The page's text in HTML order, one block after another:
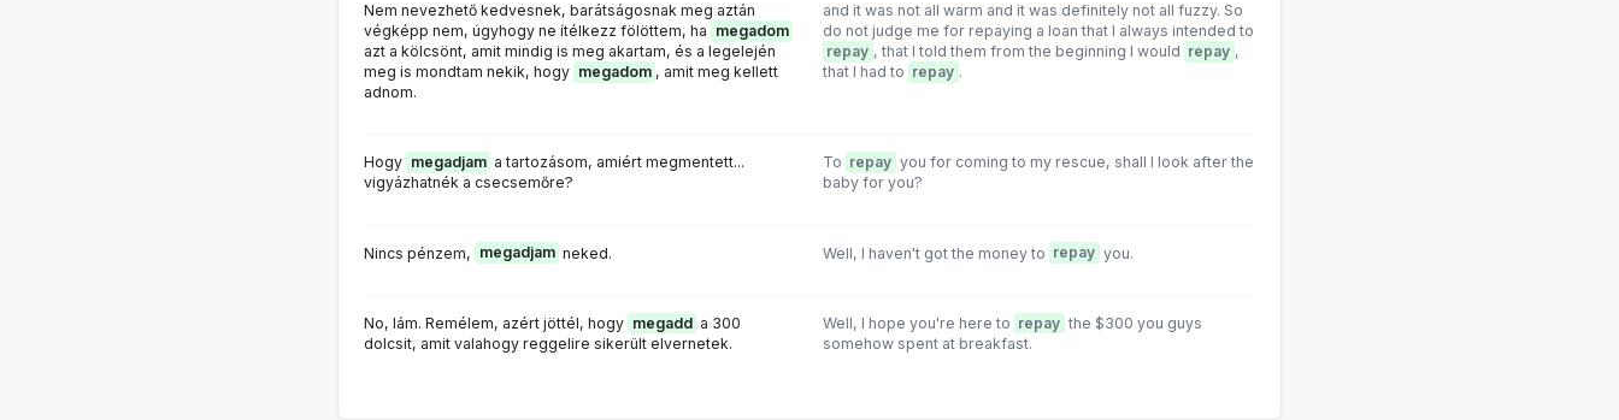
Nem nevezhető kedvesnek, barátságosnak meg aztán
végképp nem, úgyhogy ne ítélkezz fölöttem, ha megadom
azt a kölcsönt, amit mindig is meg akartam, és a legelején
meg is mondtam nekik, hogy megadom , amit meg kellett
adnom.
and it was not all warm and it was definitely not all fuzzy. So
do not judge me for repaying a loan that I always intended to
repay , that I told them from the beginning I would repay ,
that I had to repay .
Hogy megadjam a tartozásom, amiért megmentett...
vigyázhatnék a csecsemőre?
To repay you for coming to my rescue, shall I look after the
baby for you?
Nincs pénzem, megadjam neked. Well, I haven't got the money to repay you.
No, lám. Remélem, azért jöttél, hogy megadd a 300
dolcsit, amit valahogy reggelire sikerült elvernetek.
Well, I hope you're here to repay the $300 you guys
somehow spent at breakfast.